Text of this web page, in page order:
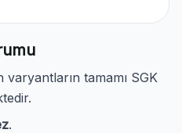
varyantların tamamı SGK
.